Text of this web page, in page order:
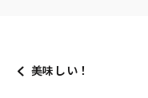
美味しい！